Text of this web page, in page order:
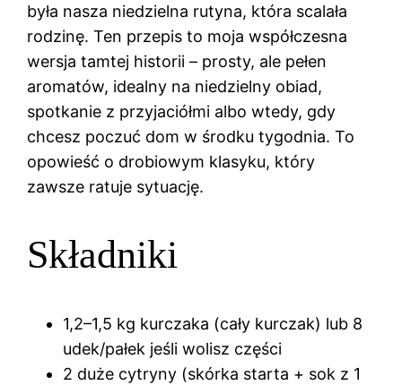
była nasza niedzielna rutyna, która scalała
rodzinę. Ten przepis to moja współczesna
wersja tamtej historii – prosty, ale pełen
aromatów, idealny na niedzielny obiad,
spotkanie z przyjaciółmi albo wtedy, gdy
chcesz poczuć dom w środku tygodnia. To
opowieść o drobiowym klasyku, który
zawsze ratuje sytuację.
Składniki
1,2–1,5 kg kurczaka (cały kurczak) lub 8
udek/pałek jeśli wolisz części
2 duże cytryny (skórka starta + sok z 1